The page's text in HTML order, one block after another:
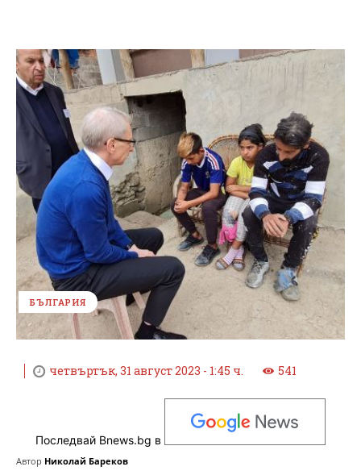
БЪЛГАРИЯ
четвъртък, 31 август 2023 - 1:45 ч. 541
Последвай Bnews.bg в
Автор Николай Бареков